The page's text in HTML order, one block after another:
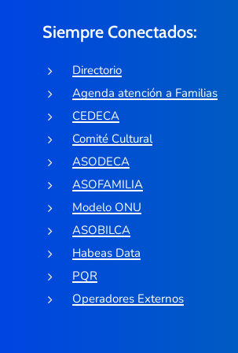
Siempre Conectados:
Directorio
Agenda atención a Familias
CEDECA
Comité Cultural
ASODECA
ASOFAMILIA
Modelo ONU
ASOBILCA
Habeas Data
PQR
Operadores Externos